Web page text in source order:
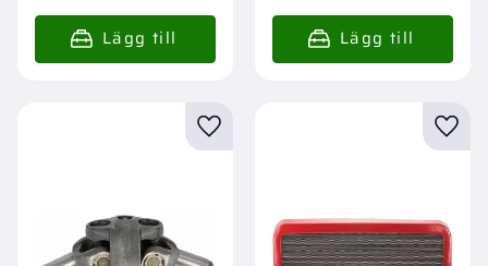
Lägg till i favoriter